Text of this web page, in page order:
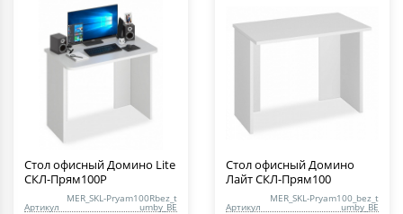
Стол офисный Домино Lite
СКЛ-Прям100Р
Артикул
MER_SKL-Pryam100Rbez_t
umby_BE
Стол офисный Домино
Лайт СКЛ-Прям100
Артикул
MER_SKL-Pryam100_bez_t
umby_BE